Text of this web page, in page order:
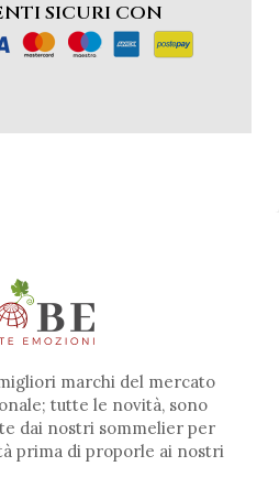
SICURI CON
marchi del mercato
tutte le novità, sono
dai nostri sommelier per
prima di proporle ai nostri